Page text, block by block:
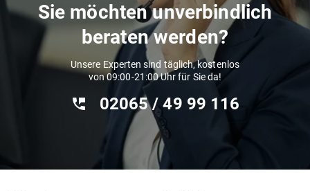
Sie möchten unverbindlich
beraten werden?
Unsere Experten sind täglich, kostenlos
von 09:00-21:00 Uhr für Sie da!
02065 / 49 ‌99 116